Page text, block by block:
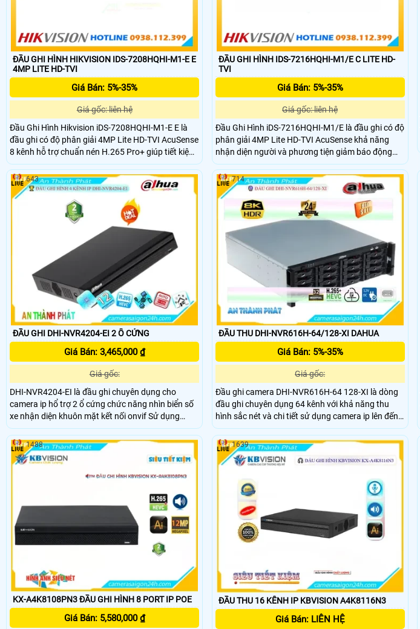
ĐẦU GHI HÌNH HIKVISION IDS-7208HQHI-M1-E E
4MP LITE HD-TVI
Giá Bán: 5%-35%
Giá gốc: liên hệ
Đầu Ghi Hình Hikvision iDS-7208HQHI-M1-E E là
đầu ghi có độ phân giải 4MP Lite HD-TVI AcuSense
8 kênh hỗ trợ chuẩn nén H.265 Pro+ giúp tiết kiệm
dung lượng. Tích hợp nhận diện người và xe, giảm
báo động giả. Hỗ trợ kết nối thêm 4 camera IP và 1
khe cắm ổ cứng lên đến 10TB.
ĐẦU GHI HÌNH IDS-7216HQHI-M1/E C LITE HD-
TVI
Giá Bán: 5%-35%
Giá gốc: liên hệ
Đầu Ghi Hình iDS-7216HQHI-M1/E là đầu ghi có độ
phân giải 4MP Lite HD-TVI AcuSense khả năng
nhận diện người và phương tiện giảm báo động
giả. Hỗ trợ đa chuẩn camera, xuất hình 4K sắc
nét.Hỗ trợ 1 khe cắm ổ cứng lên đến 10TB
ĐẦU GHI DHI-NVR4204-EI 2 Ổ CỨNG
Giá Bán: 3,465,000 ₫
Giá gốc:
DHI-NVR4204-EI là đầu ghi chuyên dụng cho
camera ip hổ trợ 2 ổ cứng chức năng nhìn biển số
xe nhận diện khuôn mặt kết nối onvif Sử dụng
công nghệ xử lý hình ảnh thiếu sáng. Có cảm biến
video SMD Plus cho phát hiện chuyển động thông
minh. Chip Wiz Sense để xử lý hình ảnh trực quan.
Hỗ trợ giám sát ban đêm với hình ảnh màu sắc tự
643
ĐẦU THU DHI-NVR616H-64/128-XI DAHUA
Giá Bán: 5%-35%
Giá gốc:
Đầu ghi camera DHI-NVR616H-64 128-XI là dòng
đầu ghi chuyên dụng 64 kênh với khả năng thu
hình sắc nét và chi tiết sử dụng camera ip lên đến
32 MP Với tính năng phát hiện người/động vật
công nghệ ONVIF kết nối linh hoạt và dung lượng
HDD lớn 20 TB. Sử dụng Cảm Biến SMD Plus
714
KX-A4K8108PN3 ĐẦU GHI HÌNH 8 PORT IP POE
Giá Bán: 5,580,000 ₫
1488
ĐẦU THU 16 KÊNH IP KBVISION A4K8116N3
Giá Bán: LIÊN HỆ
1639